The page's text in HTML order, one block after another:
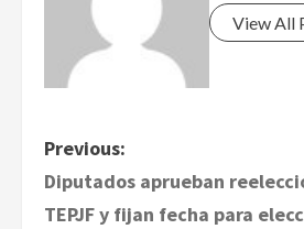
View All
P
o
Previous:
Diputados aprueban
TEPJF y fijan fecha para